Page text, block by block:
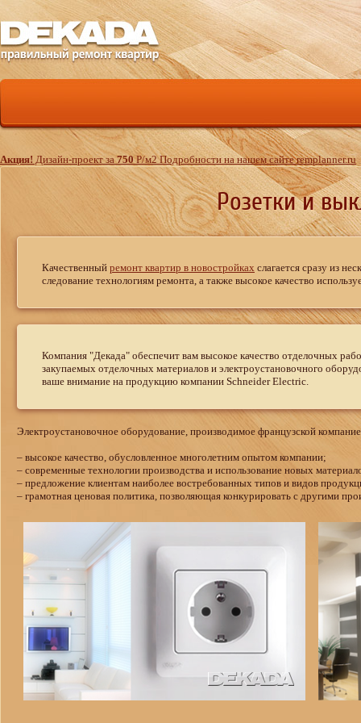
Акция! Дизайн-проект за750 Р/м2 Подробности на нашем сайте remplanner.ru
Розетки и
Качественный ремонт квартир в новостройках слагается сразу из
следование технологиям ремонта, а также высокое качество
Компания "Декада" обеспечит вам высокое качество отделочных
закупаемых отделочных материалов и электроустановочного
ваше внимание на продукцию компании Schneider Electric.
Электроустановочное оборудование, производимое французской
– высокое качество, обусловленное многолетним опытом компании;
– современные технологии производства и использование новых
– предложение клиентам наиболее востребованных типов и видов
– грамотная ценовая политика, позволяющая конкурировать с другими